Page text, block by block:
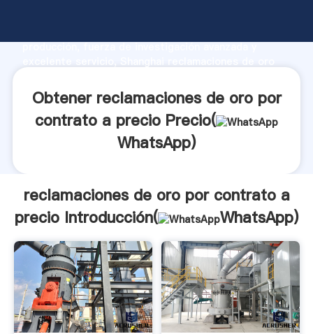
producción, fuerza de investigación avanzada y
aporta valores a todos los clientes.
Obtener reclamaciones de oro por
contrato a precio Precio(
WhatsApp)
reclamaciones de oro por contrato a
precio Introducción(
WhatsApp)